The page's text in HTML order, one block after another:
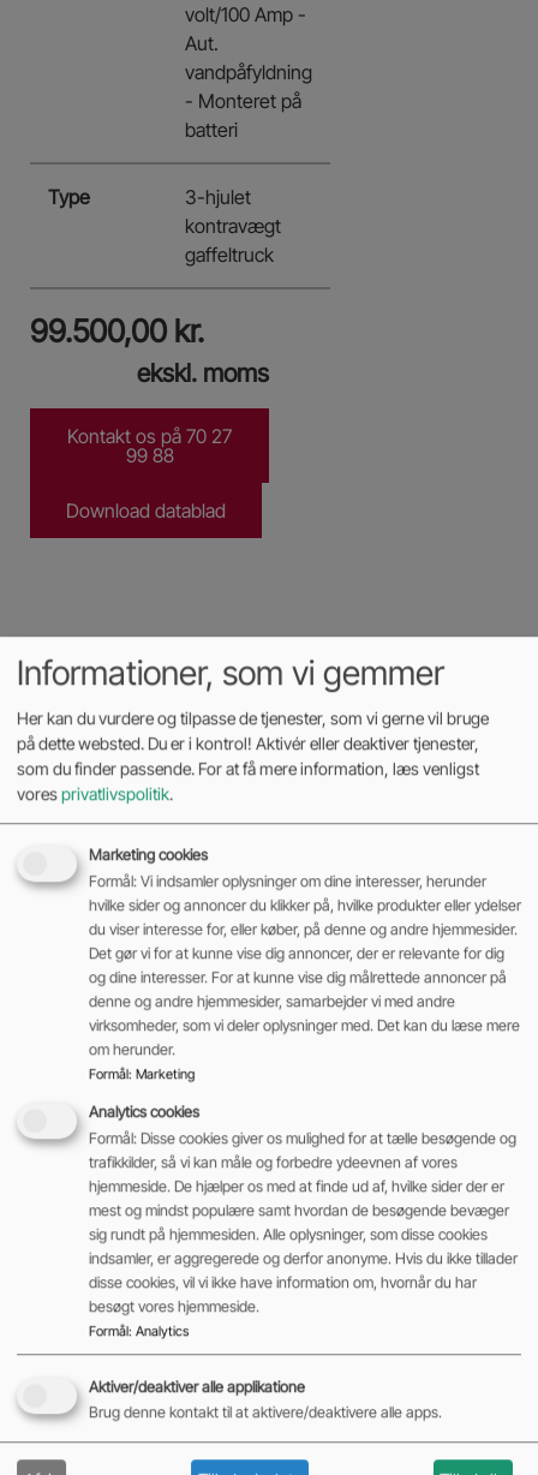
volt/100 Amp -
Aut.
vandpåfyldning
- Monteret på
batteri
Type
3-hjulet
kontravægt
gaffeltruck
99.500,00 kr.
ekskl. moms
Kontakt os på 70 27
99 88
Download datablad
Informationer, som vi gemmer
Her kan du vurdere og tilpasse de tjenester, som vi gerne vil bruge
på dette websted. Du er i kontrol! Aktivér eller deaktiver tjenester,
som du finder passende. For at få mere information, læs venligst
voresprivatlivspolitik.
Marketing cookies
Formål: Vi indsamler oplysninger om dine interesser, herunder
hvilke sider og annoncer du klikker på, hvilke produkter eller ydelser
du viser interesse for, eller køber, på denne og andre hjemmesider.
Det gør vi for at kunne vise dig annoncer, der er relevante for dig
og dine interesser. For at kunne vise dig målrettede annoncer på
denne og andre hjemmesider, samarbejder vi med andre
virksomheder, som vi deler oplysninger med. Det kan du læse mere
om herunder.
Formål: Marketing
Analytics cookies
Formål: Disse cookies giver os mulighed for at tælle besøgende og
trafikkilder, så vi kan måle og forbedre ydeevnen af vores
hjemmeside. De hjælper os med at finde ud af, hvilke sider der er
mest og mindst populære samt hvordan de besøgende bevæger
sig rundt på hjemmesiden. Alle oplysninger, som disse cookies
indsamler, er aggregerede og derfor anonyme. Hvis du ikke tillader
disse cookies, vil vi ikke have information om, hvornår du har
besøgt vores hjemmeside.
Formål: Analytics
Aktiver/deaktiver alle applikatione
Brug denne kontakt til at aktivere/deaktivere alle apps.